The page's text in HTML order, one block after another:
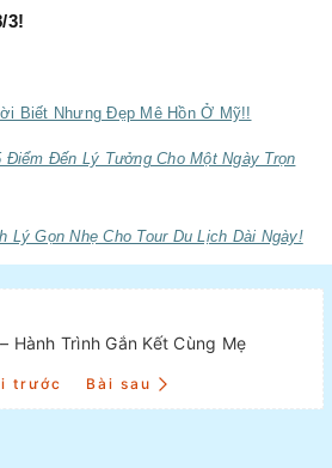
3!
Biết Nhưng Đẹp Mê Hồn Ở Mỹ!!
Đến Lý Tưởng Cho Một Ngày Trọn
Lý Gọn Nhẹ Cho Tour Du Lịch Dài Ngày!
Hành Trình Gắn Kết Cùng Mẹ
trước Bài sau